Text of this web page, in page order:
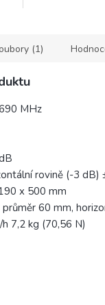
(1)
MHz
rovině (-3 dB)
x 500 mm
60 mm,
7,2 kg (70,56 N)